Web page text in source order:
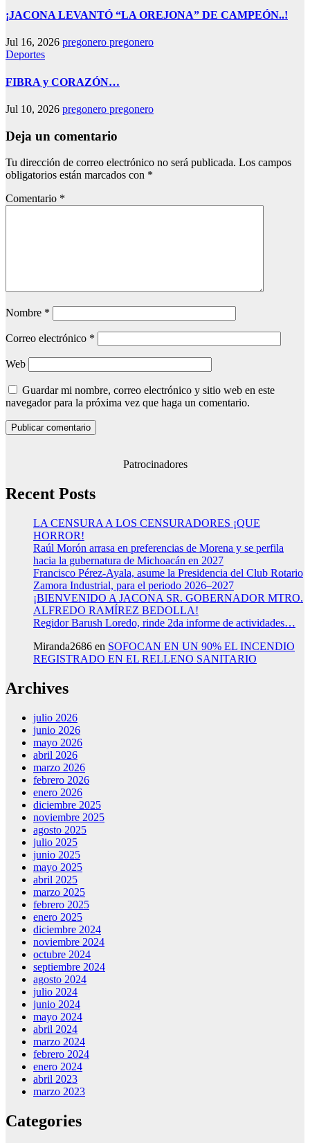
¡JACONA LEVANTÓ “LA OREJONA” DE CAMPEÓN..!
Jul 16, 2026 pregonero pregonero
Deportes
FIBRA y CORAZÓN…
Jul 10, 2026 pregonero pregonero
Deja un comentario
Tu dirección de correo electrónico no será publicada. Los campos
obligatorios están marcados con *
Comentario *
Nombre *
Correo electrónico *
Web
Guardar mi nombre, correo electrónico y sitio web en este
navegador para la próxima vez que haga un comentario.
Patrocinadores
Recent Posts
LA CENSURA A LOS CENSURADORES ¡QUE
HORROR!
Raúl Morón arrasa en preferencias de Morena y se perfila
hacia la gubernatura de Michoacán en 2027
Francisco Pérez-Ayala, asume la Presidencia del Club Rotario
Zamora Industrial, para el periodo 2026–2027
¡BIENVENIDO A JACONA SR. GOBERNADOR MTRO.
ALFREDO RAMÍREZ BEDOLLA!
Regidor Barush Loredo, rinde 2da informe de actividades…
Miranda2686 en SOFOCAN EN UN 90% EL INCENDIO
REGISTRADO EN EL RELLENO SANITARIO
Archives
julio 2026
junio 2026
mayo 2026
abril 2026
marzo 2026
febrero 2026
enero 2026
diciembre 2025
noviembre 2025
agosto 2025
julio 2025
junio 2025
mayo 2025
abril 2025
marzo 2025
febrero 2025
enero 2025
diciembre 2024
noviembre 2024
octubre 2024
septiembre 2024
agosto 2024
julio 2024
junio 2024
mayo 2024
abril 2024
marzo 2024
febrero 2024
enero 2024
abril 2023
marzo 2023
Categories